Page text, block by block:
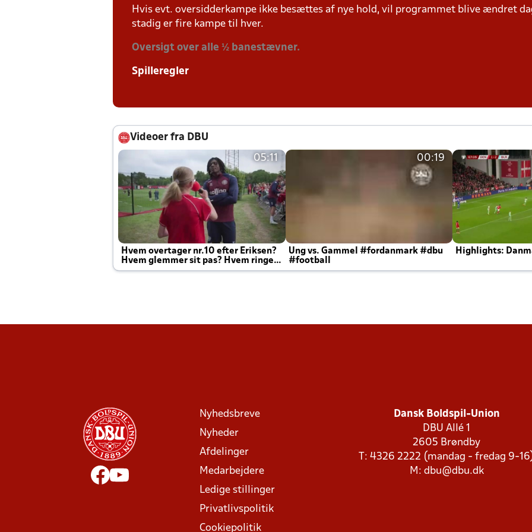
Hvis evt. oversidderkampe ikke besættes af nye hold, vil programmet blive ændret
stadig er fire kampe til hver.
Oversigt over alle ½ banestævner.
Spilleregler
Videoer fra DBU
05:11
Hvem overtager nr.10 efter Eriksen?
Hvem glemmer sit pas? Hvem ringer
Joachim altid til efter kampe?
00:19
Ung vs. Gammel #fordanmark #dbu
#football
Highlights:
Nyhedsbreve
Nyheder
Afdelinger
Medarbejdere
Ledige stillinger
Privatlivspolitik
Cookiepolitik
Dansk Boldspil-Union
DBU Allé 1
2605 Brøndby
T: 4326 2222 (mandag - fredag 9-
M: dbu@dbu.dk